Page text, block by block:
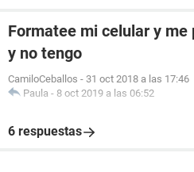
Formatee mi celular y
y no tengo
CamiloCeballos - 31 oct 2018 a las 17:46
Paula - 8 oct 2019 a las 06:52
6 respuestas